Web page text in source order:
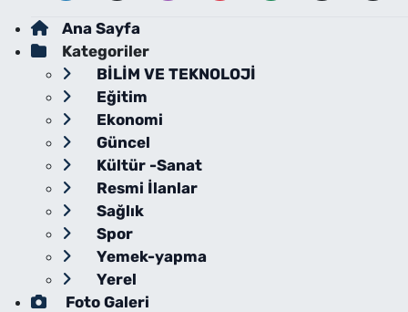
Ana Sayfa
Kategoriler
BİLİM VE TEKNOLOJİ
Eğitim
Ekonomi
Güncel
Kültür -Sanat
Resmi İlanlar
Sağlık
Spor
Yemek-yapma
Yerel
Foto Galeri